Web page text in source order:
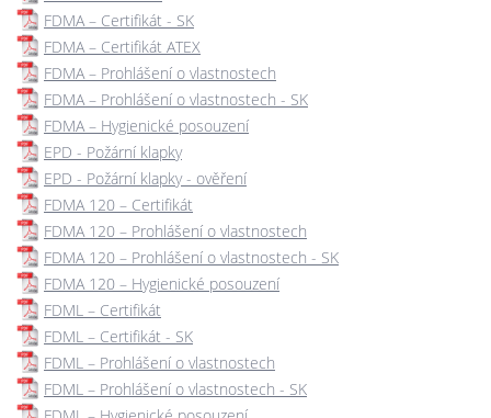
FDMA – Certifikát - SK
FDMA – Certifikát ATEX
FDMA – Prohlášení o vlastnostech
FDMA – Prohlášení o vlastnostech - SK
FDMA – Hygienické posouzení
EPD - Požární klapky
EPD - Požární klapky - ověření
FDMA 120 – Certifikát
FDMA 120 – Prohlášení o vlastnostech
FDMA 120 – Prohlášení o vlastnostech - SK
FDMA 120 – Hygienické posouzení
FDML – Certifikát
FDML – Certifikát - SK
FDML – Prohlášení o vlastnostech
FDML – Prohlášení o vlastnostech - SK